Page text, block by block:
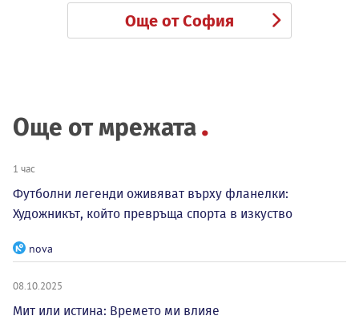
Още от София
Още от мрежата
1 час
Футболни легенди оживяват върху фланелки:
Художникът, който превръща спорта в изкуство
nova
08.10.2025
Мит или истина: Времето ми влияе